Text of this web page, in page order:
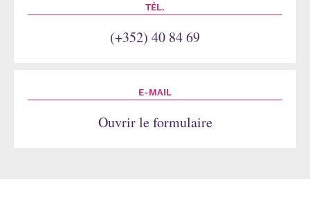
TÉL.
(+352) 40 84 69
E-MAIL
Ouvrir le formulaire